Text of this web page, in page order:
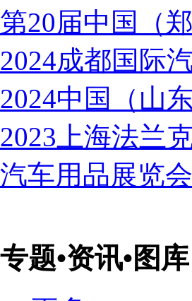
第20届中国（
2024成都国际
2024中国（山
2023上海法兰
汽车用品展览会
专题•资讯•图库